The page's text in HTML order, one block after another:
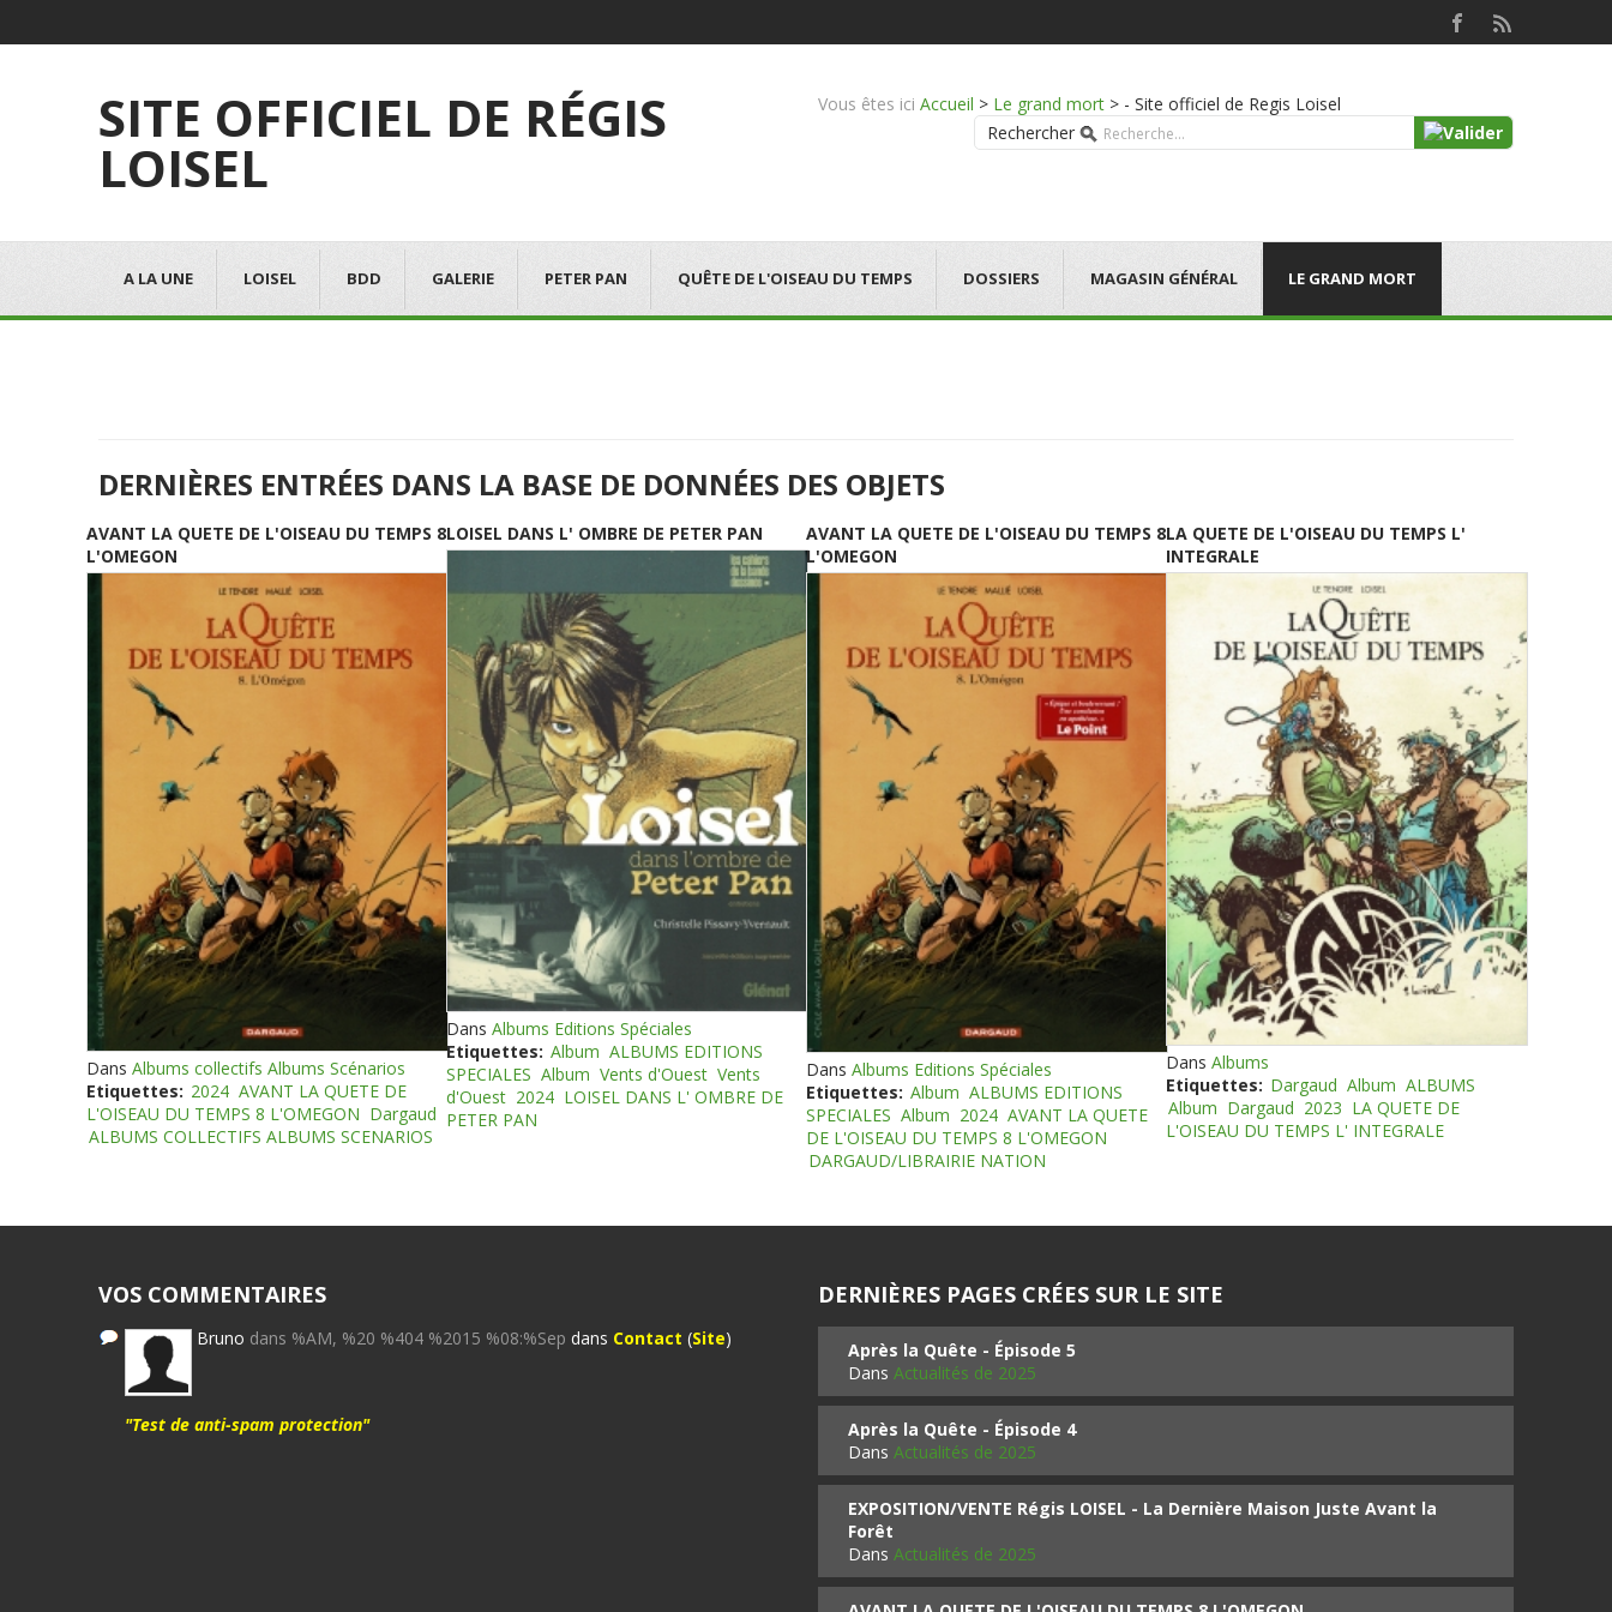
SITE OFFICIEL DE RÉGIS
LOISEL
Vous êtes ici Accueil > Le grand mort > - Site officiel de Regis Loisel
Rechercher
A LA UNE LOISEL BDD GALERIE PETER PAN QUÊTE DE L'OISEAU DU TEMPS DOSSIERS MAGASIN GÉNÉRAL LE GRAND MORT
DERNIÈRES ENTRÉES DANS LA BASE DE DONNÉES DES OBJETS
AVANT LA QUETE DE L'OISEAU DU TEMPS 8
L'OMEGON
Dans Albums collectifs Albums Scénarios
Etiquettes: 2024 AVANT LA QUETE DE
L'OISEAU DU TEMPS 8 L'OMEGON Dargaud
ALBUMS COLLECTIFS ALBUMS SCENARIOS
LOISEL DANS L' OMBRE DE PETER PAN
Dans Albums Editions Spéciales
Etiquettes: Album ALBUMS EDITIONS
SPECIALES Album Vents d'Ouest Vents
d'Ouest 2024 LOISEL DANS L' OMBRE DE
PETER PAN
AVANT LA QUETE DE L'OISEAU DU TEMPS 8
L'OMEGON
Dans Albums Editions Spéciales
Etiquettes: Album ALBUMS EDITIONS
SPECIALES Album 2024 AVANT LA QUETE
DE L'OISEAU DU TEMPS 8 L'OMEGON
DARGAUD/LIBRAIRIE NATION
LA QUETE DE L'OISEAU DU TEMPS L'
INTEGRALE
Dans Albums
Etiquettes: Dargaud Album ALBUMS
Album Dargaud 2023 LA QUETE DE
L'OISEAU DU TEMPS L' INTEGRALE
VOS COMMENTAIRES
Bruno dans %AM, %20 %404 %2015 %08:%Sep dans Contact (Site)
"Test de anti-spam protection"
DERNIÈRES PAGES CRÉES SUR LE SITE
Après la Quête - Épisode 5
Dans Actualités de 2025
Après la Quête - Épisode 4
Dans Actualités de 2025
EXPOSITION/VENTE Régis LOISEL - La Dernière Maison Juste Avant la
Forêt
Dans Actualités de 2025